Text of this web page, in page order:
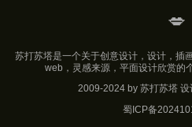
💋
苏打苏塔是一个关于创意设计，设计，插
web，灵感来源，平面设计欣赏的
2009-2024 by 苏打苏塔 设
蜀ICP备